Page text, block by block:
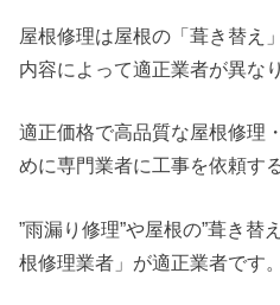
屋根修理は屋根の「葺き替え
内容によって適正業者が異な
適正価格で高品質な屋根修理
めに専門業者に工事を依頼す
”雨漏り修理”や屋根の”葺き替
根修理業者」が適正業者です。